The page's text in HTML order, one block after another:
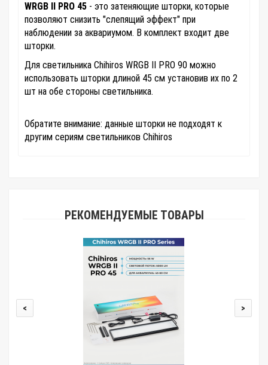
WRGB II PRO 45 - это затеняющие шторки, которые
позволяют снизить "слепящий эффект" при
наблюдении за аквариумом. В комплект входит две
шторки.
Для светильника Chihiros WRGB II PRO 90 можно
использовать шторки длиной 45 см установив их по 2
шт на обе стороны светильника.
Обратите внимание: данные шторки не подходят к
другим сериям светильников Chihiros
РЕКОМЕНДУЕМЫЕ ТОВАРЫ
< >